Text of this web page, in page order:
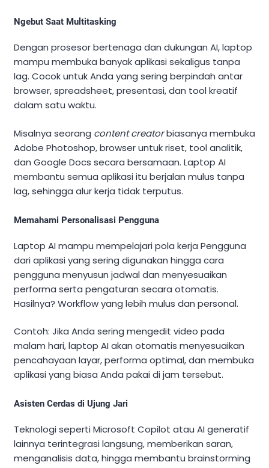
Ngebut Saat Multitasking
Dengan prosesor bertenaga dan dukungan AI, laptop
mampu membuka banyak aplikasi sekaligus tanpa
lag. Cocok untuk Anda yang sering berpindah antar
browser, spreadsheet, presentasi, dan tool kreatif
dalam satu waktu.
Misalnya seorang content creatorbiasanya membuka
Adobe Photoshop, browser untuk riset, tool analitik,
dan Google Docs secara bersamaan. Laptop AI
membantu semua aplikasi itu berjalan mulus tanpa
lag, sehingga alur kerja tidak terputus.
Memahami Personalisasi Pengguna
Laptop AI mampu mempelajari pola kerja Pengguna
dari aplikasi yang sering digunakan hingga cara
pengguna menyusun jadwal dan menyesuaikan
performa serta pengaturan secara otomatis.
Hasilnya? Workflow yang lebih mulus dan personal.
Contoh: Jika Anda sering mengedit video pada
malam hari, laptop AI akan otomatis menyesuaikan
pencahayaan layar, performa optimal, dan membuka
aplikasi yang biasa Anda pakai di jam tersebut.
Asisten Cerdas di Ujung Jari
Teknologi seperti Microsoft Copilot atau AI generatif
lainnya terintegrasi langsung, memberikan saran,
menganalisis data, hingga membantu brainstorming